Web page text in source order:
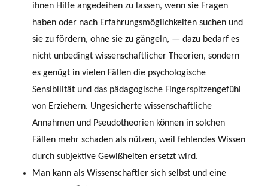
ihnen Hilfe angedeihen zu lassen, wenn sie Fragen
haben oder nach Erfahrungsmöglich­keiten suchen und
sie zu fördern, ohne sie zu gängeln, — dazu bedarf es
nicht unbedingt wissenschaftlicher Theorien, sondern
es genügt in vielen Fällen die psychologische
Sensibilität und das pädagogische Fingerspitzengefühl
von Erzie­hern. Ungesicherte wissenschaftliche
Annahmen und Pseudotheorien können in solchen
Fällen mehr schaden als nützen, weil fehlendes Wissen
durch subjektive Gewißheiten ersetzt wird.
Man kann als Wissenschaftler sich selbst und eine